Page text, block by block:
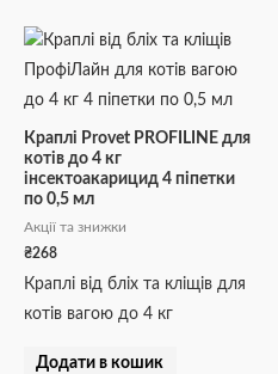
Краплі Provet PROFILINE для
котів до 4 кг
інсектоакарицид 4 піпетки
по 0,5 мл
Акції та знижки
₴268
Краплі від бліх та кліщів для
котів вагою до 4 кг
Додати в кошик